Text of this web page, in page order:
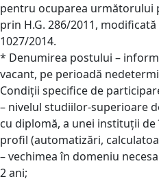
pentru ocuparea următorului
prin H.G. 286/2011,
1027/2014.
* Denumirea postului –
vacant, pe perioadă
Condiții specifice de
– nivelul studiilor-superioare
cu diplomă, a unei instituții de
profil (automatizări,
– vechimea în domeniu
2 ani;